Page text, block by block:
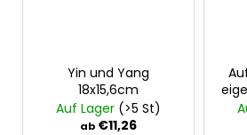
Yin und Yang
18x15,6cm
Auf Lager (>5 St)
ab €11,26